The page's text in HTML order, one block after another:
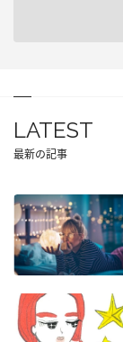
LATEST
最新の記事